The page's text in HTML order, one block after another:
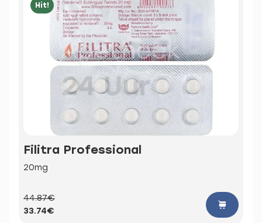
Hit!
Filitra Professional
20mg
44.87€
33.74€